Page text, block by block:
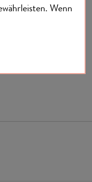
Wenn